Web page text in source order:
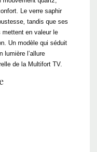
Le verre saphir
tandis que ses
mettent en valeur le
Un modèle qui séduit
lumière l’allure
de la Multifort TV.